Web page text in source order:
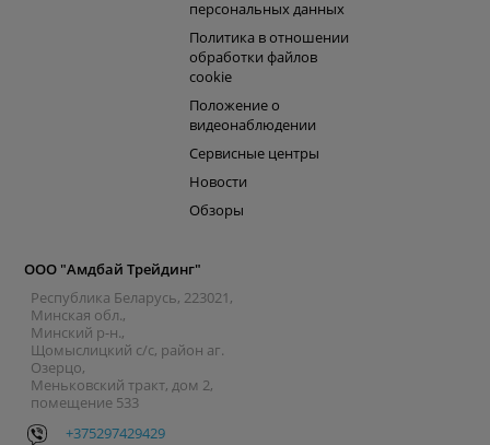
персональных данных
Политика в отношении
обработки файлов
cookie
Положение о
видеонаблюдении
Сервисные центры
Новости
Обзоры
ООО "Амдбай Трейдинг"
Республика Беларусь, 223021,
Минская обл.,
Минский р-н.,
Щомыслицкий с/с, район аг.
Озерцо,
Меньковский тракт, дом 2,
помещение 533
+375297429429